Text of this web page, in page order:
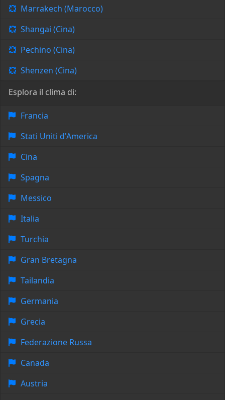
Marrakech (Marocco)
Shangai (Cina)
Pechino (Cina)
Shenzen (Cina)
Esplora il clima di:
Francia
Stati Uniti d'America
Cina
Spagna
Messico
Italia
Turchia
Gran Bretagna
Tailandia
Germania
Grecia
Federazione Russa
Canada
Austria